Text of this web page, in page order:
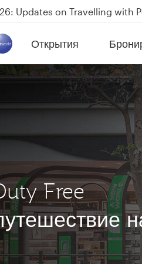
Updates on Travelling with
Qatar Airways flight
Expands Global Network to
Открытия
(active)
Free